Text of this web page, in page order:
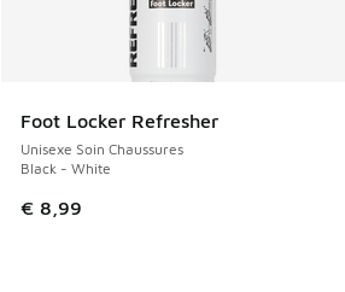
Foot Locker Refresher
Unisexe Soin Chaussures
Black - White
€ 8,99